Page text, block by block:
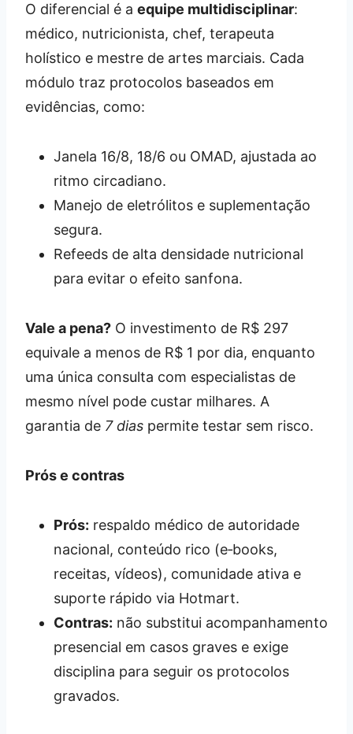
O diferencial é a equipe multidisciplinar:
médico, nutricionista, chef, terapeuta
holístico e mestre de artes marciais. Cada
módulo traz protocolos baseados em
evidências, como:
Janela 16/8, 18/6 ou OMAD, ajustada ao
ritmo circadiano.
Manejo de eletrólitos e suplementação
segura.
Refeeds de alta densidade nutricional
para evitar o efeito sanfona.
Vale a pena? O investimento de R$ 297
equivale a menos de R$ 1 por dia, enquanto
uma única consulta com especialistas de
mesmo nível pode custar milhares. A
garantia de 7 dias permite testar sem risco.
Prós e contras
Prós: respaldo médico de autoridade
nacional, conteúdo rico (e‑books,
receitas, vídeos), comunidade ativa e
suporte rápido via Hotmart.
Contras: não substitui acompanhamento
presencial em casos graves e exige
disciplina para seguir os protocolos
gravados.